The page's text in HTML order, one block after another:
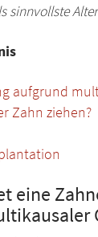
sinnvollste
aufgrund
Zahn ziehen?
eine